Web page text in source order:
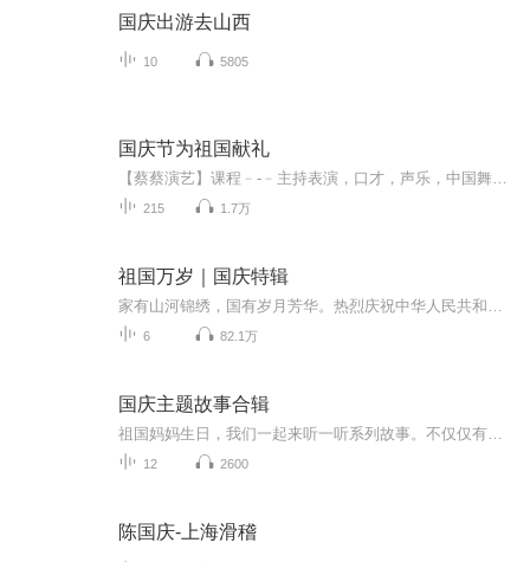
国庆出游去山西
10 5805
国庆节为祖国献礼
215 1.7万
祖国万岁｜国庆特辑
6 82.1万
国庆主题故事合辑
12 2600
陈国庆-上海滑稽